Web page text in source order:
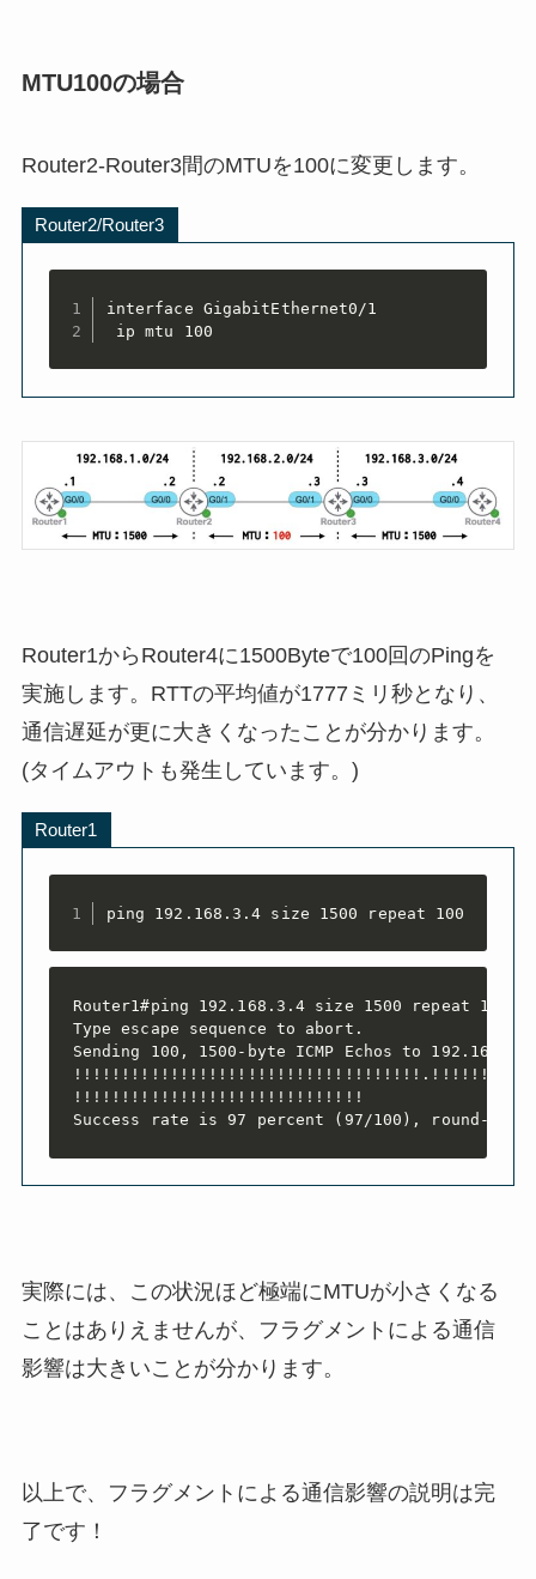
MTU100の場合
Router2-Router3間のMTUを100に変更します。
Router2/Router3
interface GigabitEthernet0/1
ip mtu 100
Router1からRouter4に1500Byteで100回のPingを
実施します。 RTTの平均値が1777ミリ秒となり、
通信遅延が更に大きくなったことが分かります。
(タイムアウトも発生しています。)
Router1
ping 192.168.3.4 size 1500 repeat 100
Router1#ping 192.168.3.4 size 1500 repeat 100
Type escape sequence to abort.
Sending 100, 1500-byte ICMP Echos to
!!!!!!!!!!!!!!!!!!!!!!!!!!!!!!
Success rate is 97 percent (97/100), round-trip
実際には、この状況ほど極端にMTUが小さくなる
ことはありえませんが、フラグメントによる通信
影響は大きいことが分かります。
以上で、
フラグメントによる通信影響の説明は完
了です！